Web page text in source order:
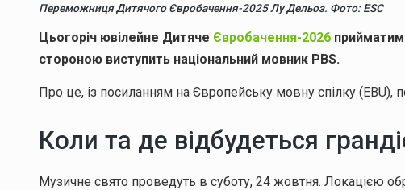
Переможниця Дитячого Євробачення-2025 Лу Дельоз. Фото: ESC
Цьогоріч ювілейне Дитяче Євробачення-2026
стороною виступить національний мовник PBS.
Про це, із посиланням на Європейську мовну спілку (EBU),
Коли та де відбудеться
Музичне свято проведуть в суботу, 24 жовтня. Локацією